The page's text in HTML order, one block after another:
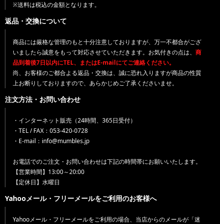
※送料は税込の金額となります。
返品・交換について
商品には厳格な管理のもと十分注意しておりますが、万一不都合がござ
いましたら誠意をもって対応させていただきます。お気付きの点は、 商
品到着後7日以内にTEL、またはE-mailにてご連絡ください。
尚、お客様のご都合よる返品・交換は、誠に恐れ入りますが商品の性質
上お断りしておりますので、あらかじめご了承くださいませ。
注文方法・お問い合わせ
・インターネット販売（24時間、365日受付）
・TEL / FAX：053-420-0728
・E-mail：info@mumbles.jp
お電話でのご注文・お問い合わせは下記の時間帯にお願いいたします。
【営業時間】13:00～20:00
【定休日】水曜日
Yahooメール・フリーメールをご利用のお客様へ
Yahooメール・フリーメールをご利用の場合、当店からのメールが「迷